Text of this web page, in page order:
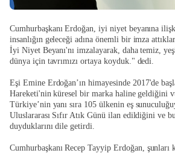
Cumhurbaşkanı Erdoğan, iyi niyet beyanına
insanlığın geleceği adına önemli bir imza
İyi Niyet Beyanı'nı imzalayarak, daha temiz,
dünya için tavrımızı ortaya koyduk." dedi.
Eşi Emine Erdoğan’ın himayesinde 2017'de
Hareketi'nin küresel bir marka haline geldiğini
Türkiye’nin yanı sıra 105 ülkenin eş
Uluslararası Sıfır Atık Günü ilan edildiğini ve
duyduklarını dile getirdi.
Cumhurbaşkanı Recep Tayyip Erdoğan,